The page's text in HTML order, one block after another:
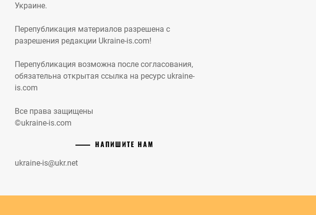
Украине.
Перепубликация материалов разрешена с
разрешения редакции Ukraine-is.com!
Перепубликация возможна после согласования,
обязательна открытая ссылка на ресурс ukraine-
is.com
Все права защищены
©ukraine-is.com
НАПИШИТЕ НАМ
ukraine-is@ukr.net